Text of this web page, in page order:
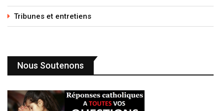
Tribunes et entretiens
Nous Soutenons